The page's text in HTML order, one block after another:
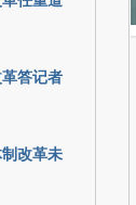
答记者
改革未